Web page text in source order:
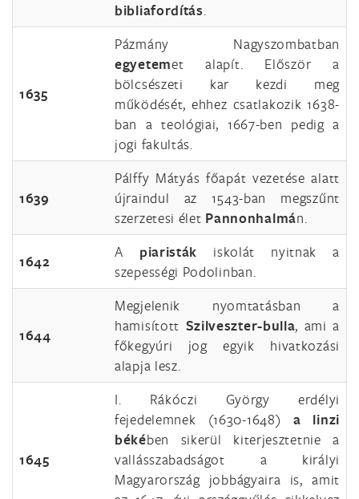
bibliafordítás.
1635
Pázmány Nagyszombatban
egyetemet alapít. Először a
bölcsészeti kar kezdi meg
működését, ehhez csatlakozik 1638-
ban a teológiai, 1667-ben pedig a
jogi fakultás.
1639
Pálffy Mátyás főapát vezetése alatt
újraindul az 1543-ban megszűnt
szerzetesi élet Pannonhalmán.
1642
A piaristák iskolát nyitnak a
szepességi Podolinban.
1644
Megjelenik nyomtatásban a
hamisított Szilveszter-bulla, ami a
főkegyúri jog egyik hivatkozási
alapja lesz.
1645
I. Rákóczi György erdélyi
fejedelemnek (1630-1648) a linzi
békében sikerül kiterjesztetnie a
vallásszabadságot a királyi
Magyarország jobbágyaira is, amit